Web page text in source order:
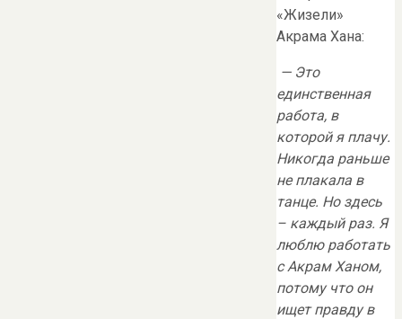
«Жизели»
Акрама Хана:
— Это
единственная
работа, в
которой я плачу.
Никогда раньше
не плакала в
танце. Но здесь
– каждый раз. Я
люблю работать
с Акрам Ханом,
потому что он
ищет правду в